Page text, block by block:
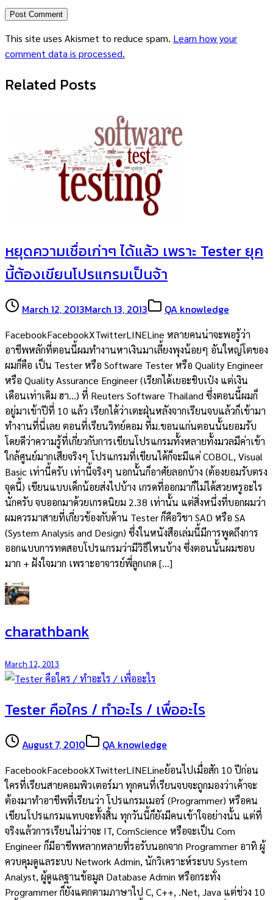
This site uses Akismet to reduce spam. Learn how your
comment data is processed.
Related Posts
หยุดความเชื่อเก่าๆ ได้แล้ว เพราะ Tester ยุค
นี้ต้องเขียนโปรแกรมเป็นจ้า
March 12, 2013March 13, 2013 QA knowledge
FacebookFacebookXTwitterLINELine หลายคนน่าจะพอรู้ว่า
อาชีพหลักที่ตอนนี้ผมทำงานหาเงินมาเลี้ยงพุงน้อยๆ อันใหญ่โตของ
ผมก็คือ เป็น Tester หรือ Software Tester หรือ Quality Engineer
หรือ Quality Assurance Engineer (เรียกได้เยอะชิบเป๋ง แต่เงิน
เดือนเท่าเดิม ฮา…) ที่ Reuters Software Thailand ซึ่งตอนนี้ผมก็
อยู่มาเข้าปีที่ 10 แล้ว เรียกได้ว่าเตะฝุ่นหลังจากเรียนจบแล้วก็เข้ามา
ทำงานที่นี่เลย ตอนที่เรียนวิทย์คอม ที่ม.ขอนแก่นตอนนั้นยอมรับ
โดยดีว่าความรู้ที่เกี่ยวกับการเขียนโปรแกรมทั้งหลายทั้งมวลมีค่าเข้า
ใกล้ศูนย์มากเสียจริงๆ โปรแกรมที่เขียนได้ก็จะมีแค่ COBOL, Visual
Basic เท่านี้ครับ เท่านี้จริงๆ นอกนั้นก็อาศัยลอกบ้าง (ต้องยอมรับตรง
จุดนี้) เขียนแบบเด็กน้อยส่งไปบ้าง เกรดที่ออกมาก็ไม่ได้สวยหรูอะไร
นักครับ จบออกมาด้วยเกรดนิยม 2.38 เท่านั้น แต่สิ่งหนึ่งที่บอกผมว่า
ผมควรมาสายที่เกี่ยวข้องกับด้าน Tester ก็คือวิชา SAD หรือ SA
(System Analysis and Design) ซึ่งในหนังสือเล่มนี้มีการพูดถึงการ
ออกแบบการทดสอบโปรแกรมว่ามีวิธีไหนบ้าง ซึ่งตอนนั้นผมชอบ
มาก + ฝังใจมาก เพราะอาจารย์พี่ลูกเกด […]
charathbank
March 12, 2013
Tester คือใคร / ทำอะไร / เพื่ออะไร
August 7, 2010 QA knowledge
FacebookFacebookXTwitterLINELineย้อนไปเมื่อสัก 10 ปีก่อน
ใครที่เรียนสายคอมพิวเตอร์มา ทุกคนที่เรียนจบจะถูกมองว่าเค้าจะ
ต้องมาทำอาชีพที่เรียนว่า โปรแกรมเมอร์ (Programmer) หรือคน
เขียนโปรแกรมแทบจะทั้งสิ้น ทุกวันนี้ก็ยังมีคนเข้าใจอย่างนั้น แต่ที่
จริงแล้วการเรียนไม่ว่าจะ IT, ComScience หรือจะเป็น Com
Engineer ก็มีอาชีพหลากหลายที่รอรับนอกจาก Programmer อาทิ ผู้
ควบคุมดูแลระบบ Network Admin, นักวิเคราะห์ระบบ System
Analyst, ผู้ดูแลฐานข้อมูล Database Admin หรือกระทั่ง
Programmer ก็ยังแตกตามภาษาไป C, C++, .Net, Java แต่ช่วง 10